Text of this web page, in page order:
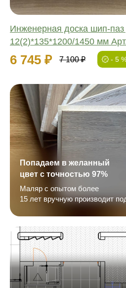
Инженерная доска шип-паз
12(2)*135*1200/1450 мм
6 745 ₽ 7 100 ₽ - 5
Попадаем в желанный
цвет с точностью 97%
Маляр с опытом более
15 лет вручную производит